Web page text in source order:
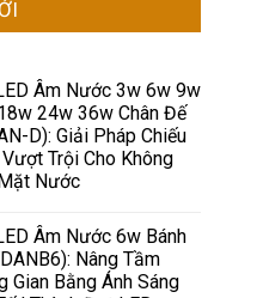
Âm Nước 3w 6w 9w
24w 36w Chân Đế
D): Giải Pháp Chiếu
Trội Cho Không
Nước
Âm Nước 6w Bánh
Nâng Tầm
Gian Bằng Ánh Sáng